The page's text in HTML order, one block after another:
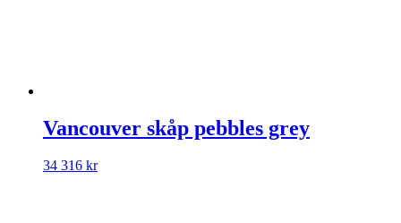
Vancouver skåp pebbles grey
34 316 kr